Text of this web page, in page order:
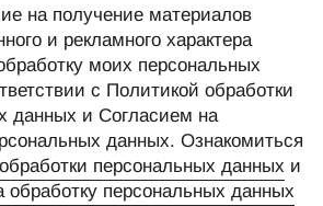
на получение материалов
и рекламного характера
моих персональных
с Политикой обработки
данных и Согласием на
данных. Ознакомиться
персональных данных и
обработку персональных данных